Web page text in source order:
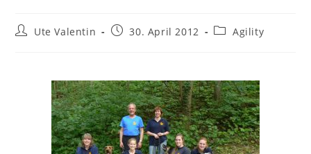
Ute Valentin 30. April 2012 Agility